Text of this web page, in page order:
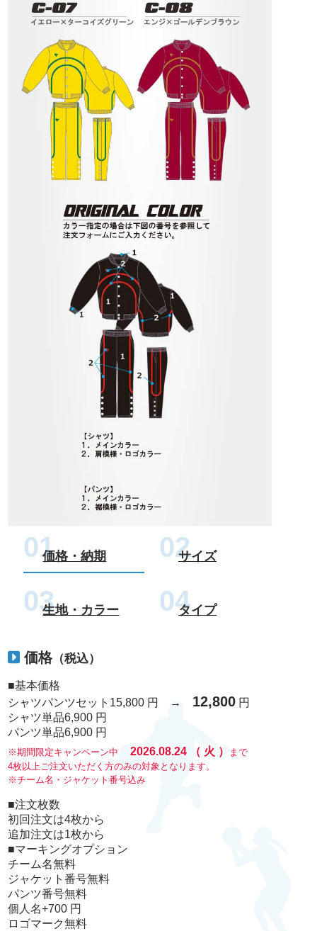
価格・納期 サイズ
生地・カラー タイプ
価格 （税込）
■基本価格
シャツパンツセット 15,800 円 → 12,800 円
シャツ単品6,900 円
パンツ単品6,900 円
※期間限定キャンペーン中 2026.08.24 （ 火 ）
まで
4枚以上ご注文いただく方のみの対象となります。
※チーム名・ジャケット番号込み
■注文枚数
初回注文は4枚から
追加注文は1枚から
■マーキングオプション
チーム名無料
ジャケット番号無料
パンツ番号無料
個人名+700 円
ロゴマーク無料